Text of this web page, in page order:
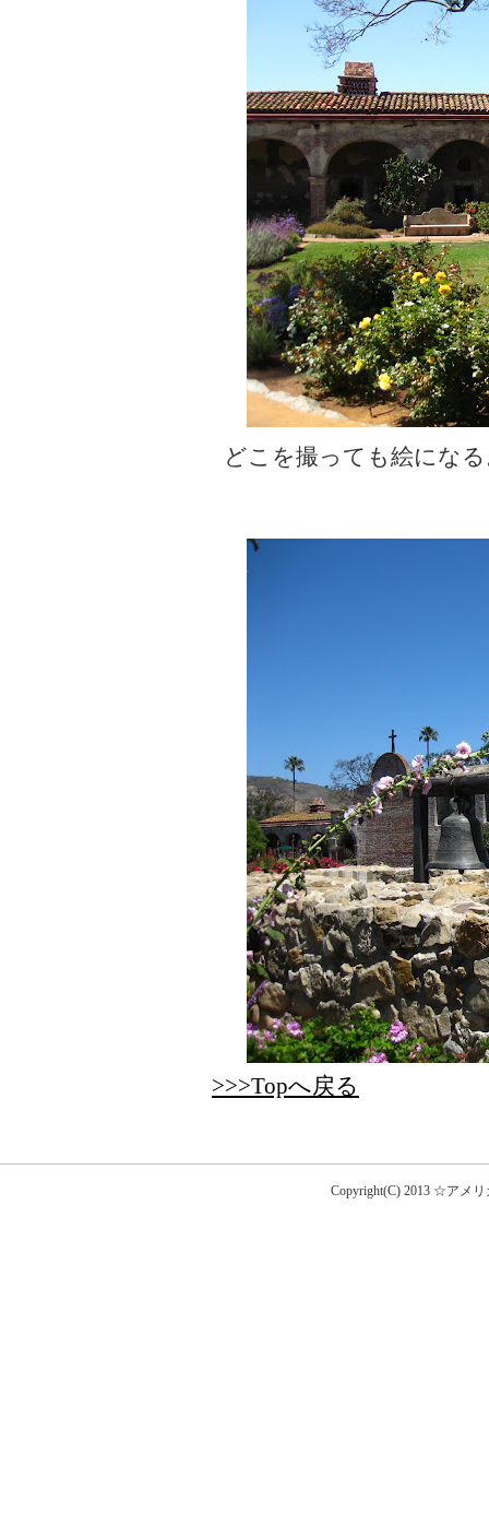
どこを撮っても絵にな
>>>Topへ戻る
Copyright(C) 2013 ☆アメ